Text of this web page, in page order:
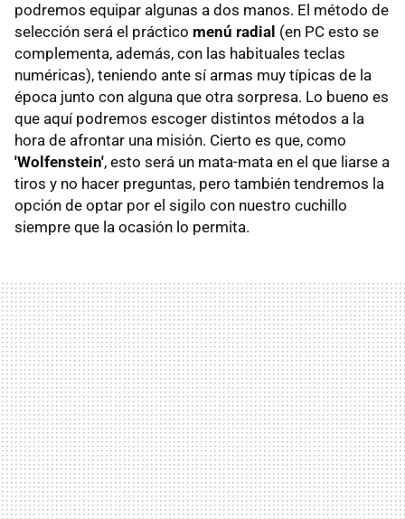
podremos equipar algunas a dos manos. El método de
selección será el práctico menú radial (en PC esto se
complementa, además, con las habituales teclas
numéricas), teniendo ante sí armas muy típicas de la
época junto con alguna que otra sorpresa. Lo bueno es
que aquí podremos escoger distintos métodos a la
hora de afrontar una misión. Cierto es que, como
'Wolfenstein', esto será un mata-mata en el que liarse a
tiros y no hacer preguntas, pero también tendremos la
opción de optar por el sigilo con nuestro cuchillo
siempre que la ocasión lo permita.